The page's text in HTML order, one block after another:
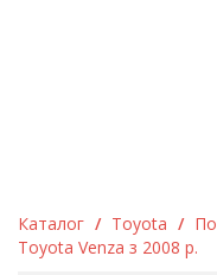
Каталог / Toyota /
Toyota Venza з 2008 р.